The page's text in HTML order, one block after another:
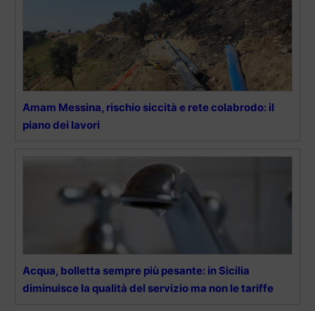
Amam Messina, rischio siccità e rete colabrodo: il
piano dei lavori
Acqua, bolletta sempre più pesante: in Sicilia
diminuisce la qualità del servizio ma non le tariffe